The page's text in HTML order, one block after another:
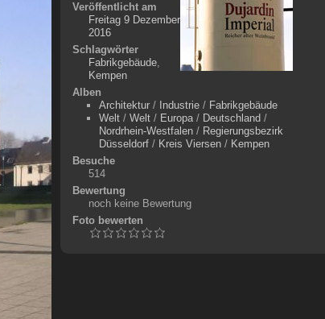
Veröffentlicht am
Freitag 9 Dezember
2016
Schlagwörter
Fabrikgebäude,
Kempen
Alben
Architektur/ Industrie/ Fabrikgebäude
Welt/ Welt/ Europa/ Deutschland /
Nordrhein-Westfalen/ Regierungsbezirk
Düsseldorf/ Kreis Viersen/ Kempen
Besuche
514
Bewertung
noch keine Bewertung
Foto bewerten